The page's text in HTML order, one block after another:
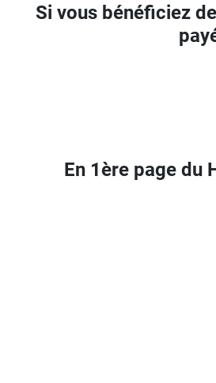
Si vous bénéficiez
En 1ère page du